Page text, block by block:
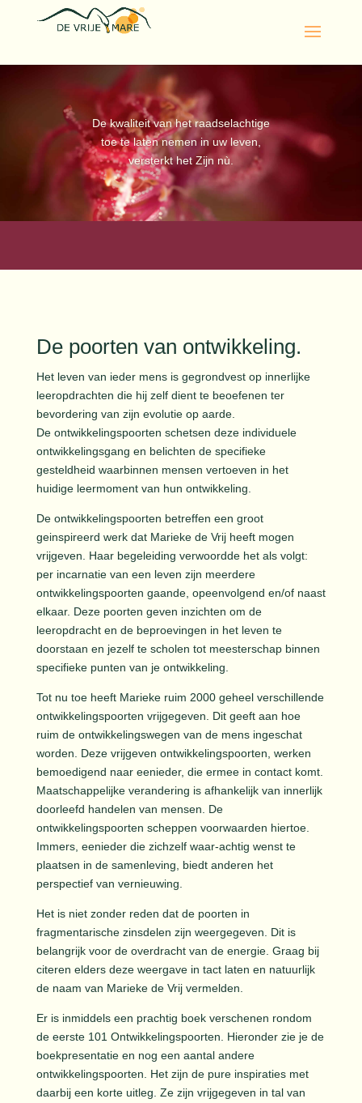
De kwaliteit van het raadselachtige
toe te laten nemen in uw leven,
versterkt het Zijn nù.
De poorten van ontwikkeling.
Het leven van ieder mens is gegrondvest op innerlijke
leeropdrachten die hij zelf dient te beoefenen ter
bevordering van zijn evolutie op aarde.
De ontwikkelingspoorten schetsen deze individuele
ontwikkelingsgang en belichten de specifieke
gesteldheid waarbinnen mensen vertoeven in het
huidige leermoment van hun ontwikkeling.
De ontwikkelingspoorten betreffen een groot
geinspireerd werk dat Marieke de Vrij heeft mogen
vrijgeven. Haar begeleiding verwoordde het als volgt:
per incarnatie van een leven zijn meerdere
ontwikkelingspoorten gaande, opeenvolgend en/of naast
elkaar. Deze poorten geven inzichten om de
leeropdracht en de beproevingen in het leven te
doorstaan en jezelf te scholen tot meesterschap binnen
specifieke punten van je ontwikkeling.
Tot nu toe heeft Marieke ruim 2000 geheel verschillende
ontwikkelingspoorten vrijgegeven. Dit geeft aan hoe
ruim de ontwikkelingswegen van de mens ingeschat
worden. Deze vrijgeven ontwikkelingspoorten, werken
bemoedigend naar eenieder, die ermee in contact komt.
Maatschappelijke verandering is afhankelijk van innerlijk
doorleefd handelen van mensen. De
ontwikkelingspoorten scheppen voorwaarden hiertoe.
Immers, eenieder die zichzelf waar-achtig wenst te
plaatsen in de samenleving, biedt anderen het
perspectief van vernieuwing.
Het is niet zonder reden dat de poorten in
fragmentarische zinsdelen zijn weergegeven. Dit is
belangrijk voor de overdracht van de energie. Graag bij
citeren elders deze weergave in tact laten en natuurlijk
de naam van Marieke de Vrij vermelden.
Er is inmiddels een prachtig boek verschenen rondom
de eerste 101 Ontwikkelingspoorten. Hieronder zie je de
boekpresentatie en nog een aantal andere
ontwikkelingspoorten. Het zijn de pure inspiraties met
daarbij een korte uitleg. Ze zijn vrijgegeven in tal van